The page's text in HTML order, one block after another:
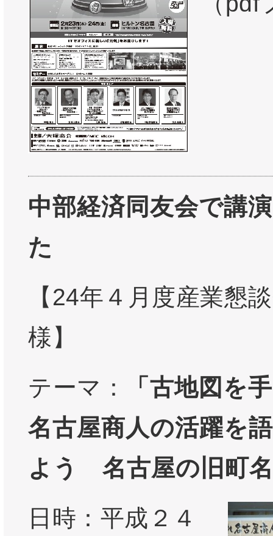
中部経済同友会で講
た
【24年４月度産業懇
様】
テーマ：
「古地図を
名古屋商人の活躍を
よう 名古屋の旧町
日時：平成２４